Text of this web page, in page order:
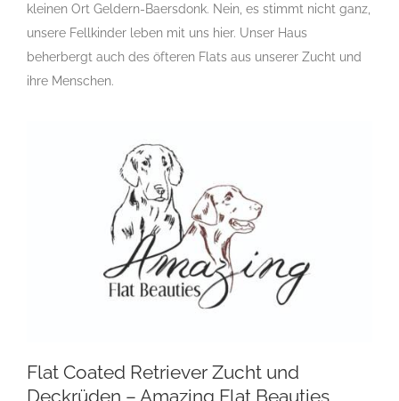
Rassehundezüchter
kleinen Ort Geldern-Baersdonk. Nein, es stimmt nicht ganz,
unsere Fellkinder leben mit uns hier. Unser Haus
beherbergt auch des öfteren Flats aus unserer Zucht und
ihre Menschen.
Flat Coated Retriever Zucht und
Deckrüden – Amazing Flat Beauties